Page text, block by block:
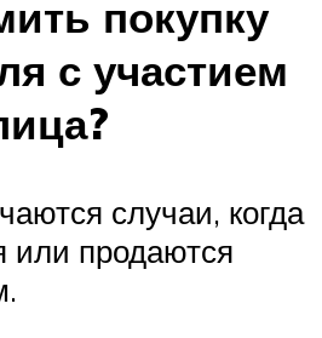
покупку
с участием
случаи, когда
или продаются